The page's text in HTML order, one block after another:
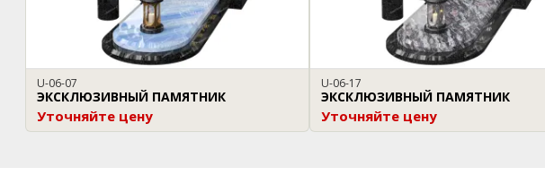
U-06-07
ЭКСКЛЮЗИВНЫЙ ПАМЯТНИК
Уточняйте цену
U-06-17
ЭКСКЛЮЗИВНЫЙ ПАМЯТНИК
Уточняйте цену